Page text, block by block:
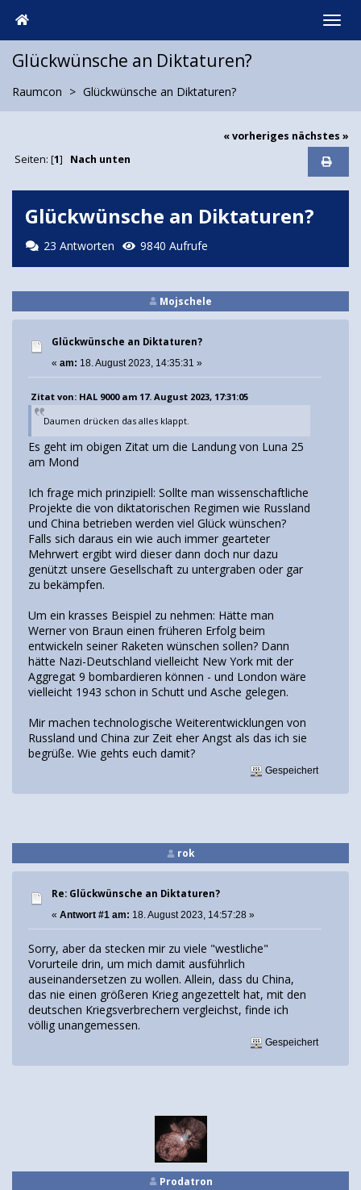
Glückwünsche an Diktaturen?
Raumcon Glückwünsche an Diktaturen?
« vorheriges nächstes »
Seiten: [1] Nach unten
Glückwünsche an Diktaturen?
23 Antworten 9840 Aufrufe
Mojschele
Glückwünsche an Diktaturen?
« am: 18. August 2023, 14:35:31 »
Zitat von: HAL 9000 am 17. August 2023, 17:31:05
Daumen drücken das alles klappt.
Es geht im obigen Zitat um die Landung von Luna 25
am Mond
Ich frage mich prinzipiell: Sollte man wissenschaftliche
Projekte die von diktatorischen Regimen wie Russland
und China betrieben werden viel Glück wünschen?
Falls sich daraus ein wie auch immer gearteter
Mehrwert ergibt wird dieser dann doch nur dazu
genützt unsere Gesellschaft zu untergraben oder gar
zu bekämpfen.
Um ein krasses Beispiel zu nehmen: Hätte man
Werner von Braun einen früheren Erfolg beim
entwickeln seiner Raketen wünschen sollen? Dann
hätte Nazi-Deutschland vielleicht New York mit der
Aggregat 9 bombardieren können - und London wäre
vielleicht 1943 schon in Schutt und Asche gelegen.
Mir machen technologische Weiterentwicklungen von
Russland und China zur Zeit eher Angst als das ich sie
begrüße. Wie gehts euch damit?
Gespeichert
rok
Re: Glückwünsche an Diktaturen?
« Antwort #1 am: 18. August 2023, 14:57:28 »
Sorry, aber da stecken mir zu viele "westliche"
Vorurteile drin, um mich damit ausführlich
auseinandersetzen zu wollen. Allein, dass du China,
das nie einen größeren Krieg angezettelt hat, mit den
deutschen Kriegsverbrechern vergleichst, finde ich
völlig unangemessen.
Gespeichert
Prodatron